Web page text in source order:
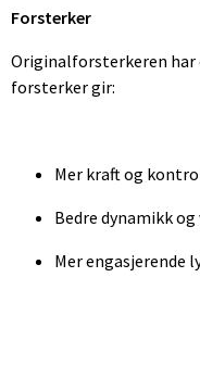
Forsterker
Originalforsterkeren har
forsterker gir:
Mer kraft og
Bedre dynamikk
Mer engasjerende